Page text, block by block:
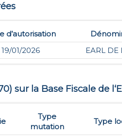
d’autorisation
19/01/2026 EARL DE
) sur la Base Fiscale de
Type
mutation
Type